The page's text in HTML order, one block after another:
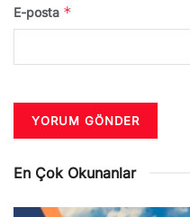
E-posta *
En Çok Okunanlar